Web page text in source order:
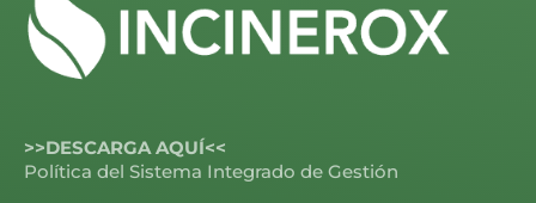
>>DESCARGA AQUÍ<<
Política del Sistema Integrado de Gestión